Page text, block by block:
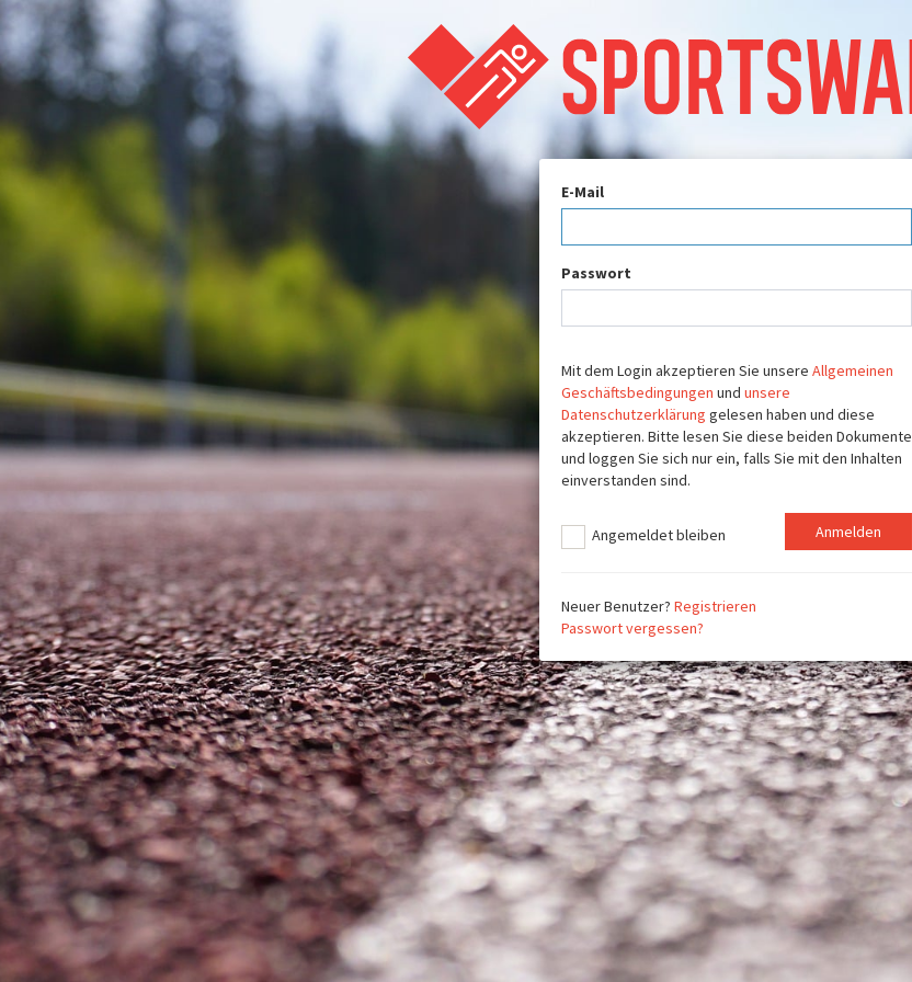
E-Mail
Passwort
Mit dem Login akzeptieren Sie unsere Allgemeinen
Geschäftsbedingungen und unsere
Datenschutzerklärung gelesen haben und diese
akzeptieren. Bitte lesen Sie diese beiden Dokumente
und loggen Sie sich nur ein, falls Sie mit den Inhalten
einverstanden sind.
Angemeldet bleiben
Neuer Benutzer? Registrieren
Passwort vergessen?